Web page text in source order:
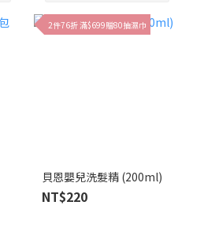
2件76折 滿$699贈80抽濕巾
貝恩嬰兒洗髮精 (200ml)
NT$220